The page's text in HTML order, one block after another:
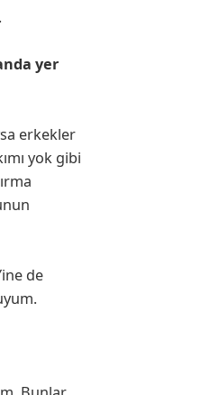
yer
erkekler
yok gibi
de